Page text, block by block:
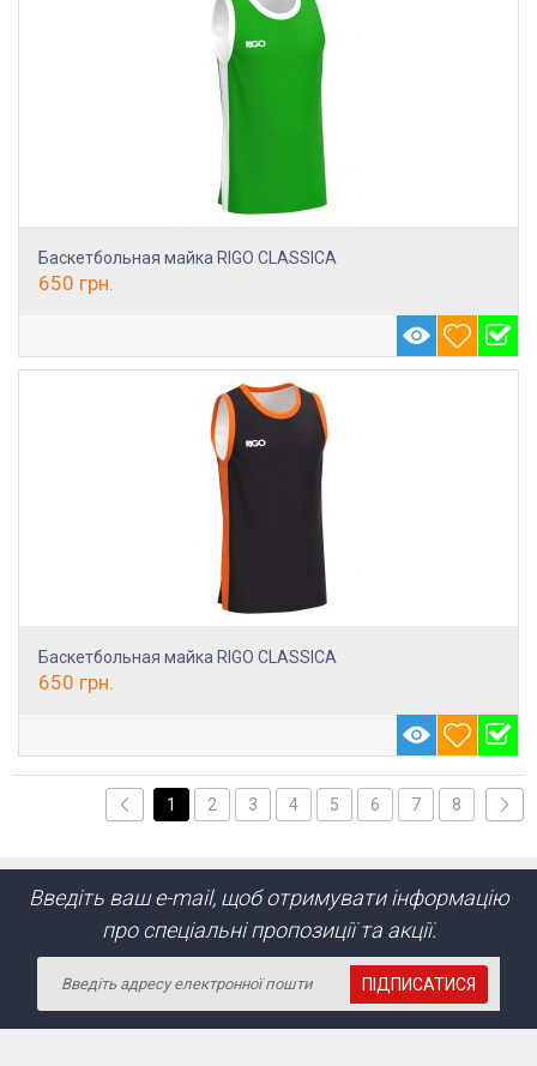
Баскетбольная майка RIGO CLASSICA
650 грн.
Баскетбольная майка RIGO CLASSICA
650 грн.
1 2 3 4 5 6 7 8
Введіть ваш e-mail, щоб отримувати інформацію
про спеціальні пропозиції та акції.
ПІДПИСАТИСЯ